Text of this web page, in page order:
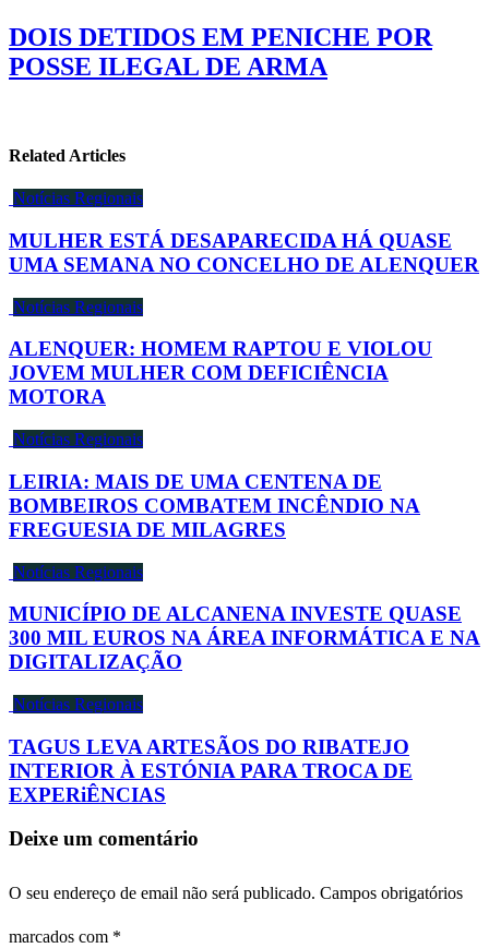
DOIS DETIDOS EM PENICHE POR
POSSE ILEGAL DE ARMA
Related Articles
Notícias Regionais
MULHER ESTÁ DESAPARECIDA HÁ QUASE
UMA SEMANA NO CONCELHO DE ALENQUER
Notícias Regionais
ALENQUER: HOMEM RAPTOU E VIOLOU
JOVEM MULHER COM DEFICIÊNCIA
MOTORA
Notícias Regionais
LEIRIA: MAIS DE UMA CENTENA DE
BOMBEIROS COMBATEM INCÊNDIO NA
FREGUESIA DE MILAGRES
Notícias Regionais
MUNICÍPIO DE ALCANENA INVESTE QUASE
300 MIL EUROS NA ÁREA INFORMÁTICA E NA
DIGITALIZAÇÃO
Notícias Regionais
TAGUS LEVA ARTESÃOS DO RIBATEJO
INTERIOR À ESTÓNIA PARA TROCA DE
EXPERiÊNCIAS
Deixe um comentário
O seu endereço de email não será publicado. Campos obrigatórios
marcados com *